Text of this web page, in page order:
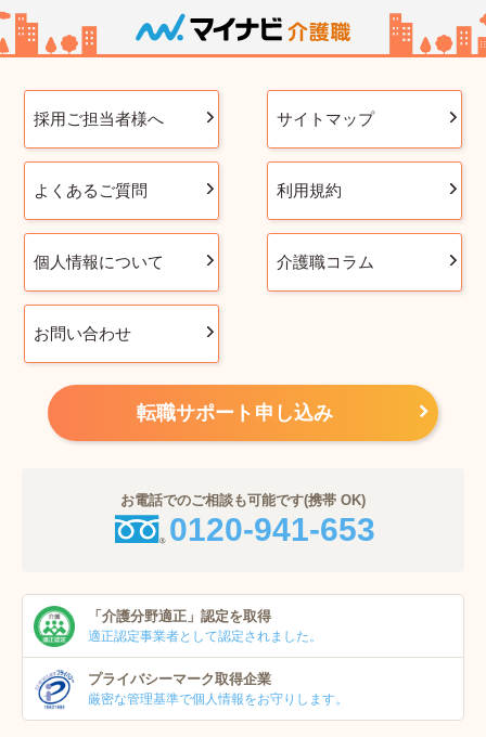
採用ご担当者様へ サイトマップ
よくあるご質問 利用規約
個人情報について 介護職コラム
お問い合わせ
転職サポート申し込み
お電話でのご相談も可能です(携帯 OK)
0120-941-653
「介護分野適正」 認定を取得
適正認定事業者として認定されました。
プライバシーマーク取得企業
厳密な管理基準で個人情報をお守りします。